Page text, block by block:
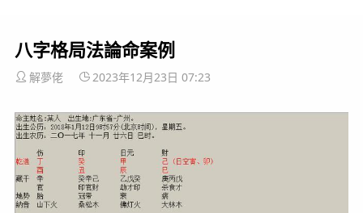
八字格局法論命案例
解夢佬 2023年12月23日 07:23